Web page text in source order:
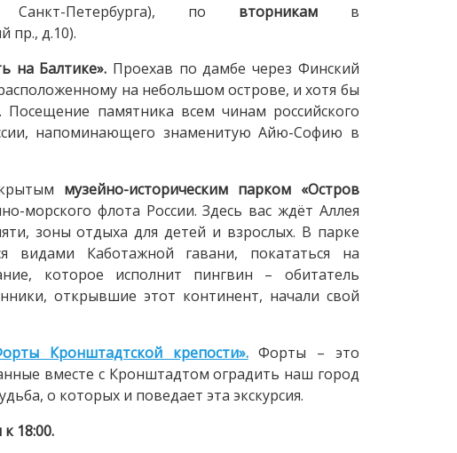
Петербурга), по вторникам в
пр., д.10).
на Балтике». Проехав по дамбе через Финский
на небольшом острове, и хотя бы
памятника всем чинам российского
напоминающего знаменитую Айю-Софию в
музейно-историческим парком «Остров
морского флота России. Здесь вас ждёт Аллея
зоны отдыха для детей и взрослых. В парке
видами Каботажной гавани, покататься на
которое исполнит пингвин – обитатель
открывшие этот континент, начали свой
Кронштадтской крепости».Форты – это
вместе с Кронштадтом оградить наш город
о которых и поведает эта экскурсия.
18:00.